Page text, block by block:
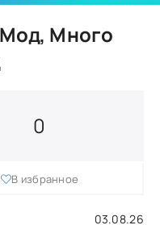
Много
03.08.26
0
В избранное